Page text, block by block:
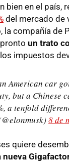
bien en el país,
del mercado de
la compañía de
un trato
impuestos
American car
but a Chinese
a tenfold
8 de
quiere
nueva